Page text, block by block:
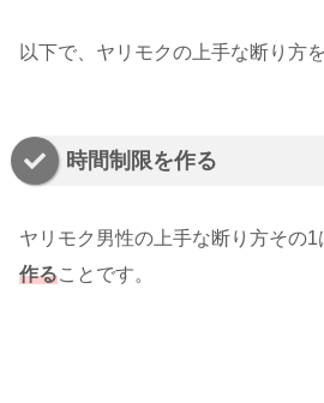
以下で、ヤリモクの上手な断り方
時間制限を作る
ヤリモク男性の上手な断り方その1
作ることです。